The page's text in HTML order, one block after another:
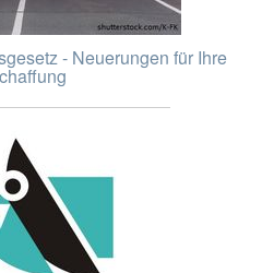
- Neuerungen für Ihre